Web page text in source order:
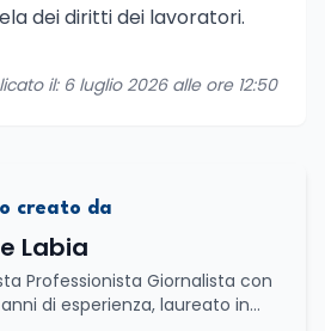
dei diritti dei lavoratori.
il: 6 luglio 2026 alle ore 12:50
creato da
Labia
Professionista Giornalista con
di esperienza, laureato in